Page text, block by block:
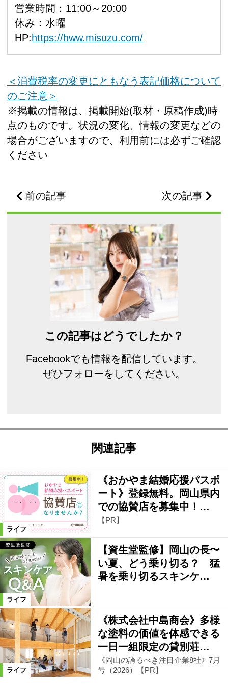
営業時間：11:00～20:00
休み：水曜
HP: https://hww.misuzu.com/
＜消費税率の変更にともなう表記価格について
のご注意＞
※掲載の情報は、掲載開始(取材・原稿作成)時
点のものです。状況の変化、情報の変更などの
場合がございますので、利用前には必ずご確認
ください
前の記事 次の記事
この記事はどうでしたか？
Facebookでも情報を配信しています。
ぜひフォローをしてください。
関連記事
ライフ
《おかやま結婚応援パスポ
ート》登録無料。岡山県内
での協賛店を募集中！…
【PR】
ライフ
【資生堂監修】岡山の長〜
い夏、どう乗り切る？ 猛
暑を乗り切るスキンケ…
ライフ
《株式会社中島商会》多様
な塗料の価値を体感できる
一日一組限定の貸別荘…
《岡山の誇るべき注目企業8社》7月
号（2026）【PR】